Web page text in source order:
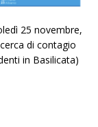
25 novembre,
di contagio
in Basilicata)